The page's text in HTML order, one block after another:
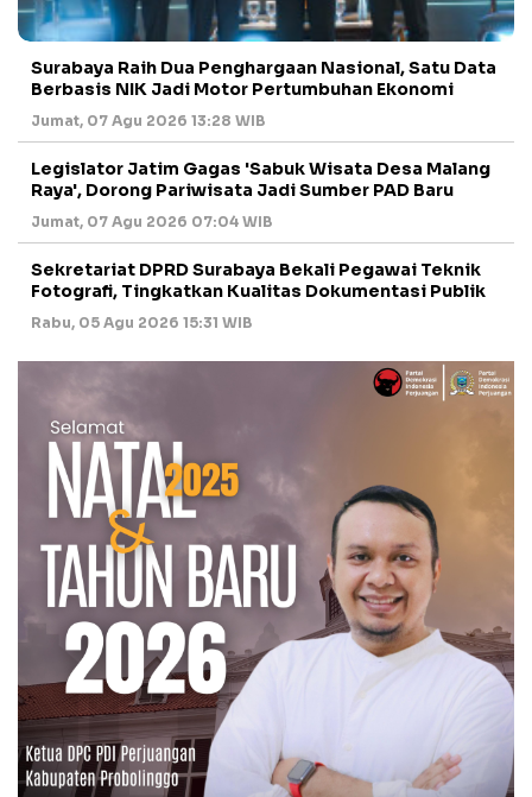
Surabaya Raih Dua Penghargaan Nasional, Satu Data
Berbasis NIK Jadi Motor Pertumbuhan Ekonomi
Jumat, 07 Agu 2026 13:28 WIB
Legislator Jatim Gagas 'Sabuk Wisata Desa Malang
Raya', Dorong Pariwisata Jadi Sumber PAD Baru
Jumat, 07 Agu 2026 07:04 WIB
Sekretariat DPRD Surabaya Bekali Pegawai Teknik
Fotografi, Tingkatkan Kualitas Dokumentasi Publik
Rabu, 05 Agu 2026 15:31 WIB